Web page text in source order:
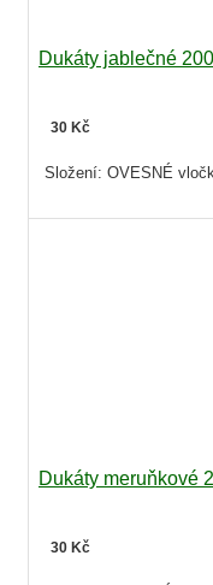
Dukáty jablečné
30 Kč
Složení: OVESNÉ
Dukáty meruňkové
30 Kč